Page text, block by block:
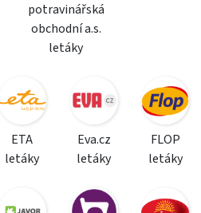
potravinářská
obchodní a.s.
letáky
ETA
letáky
Eva.cz
letáky
FLOP
letáky